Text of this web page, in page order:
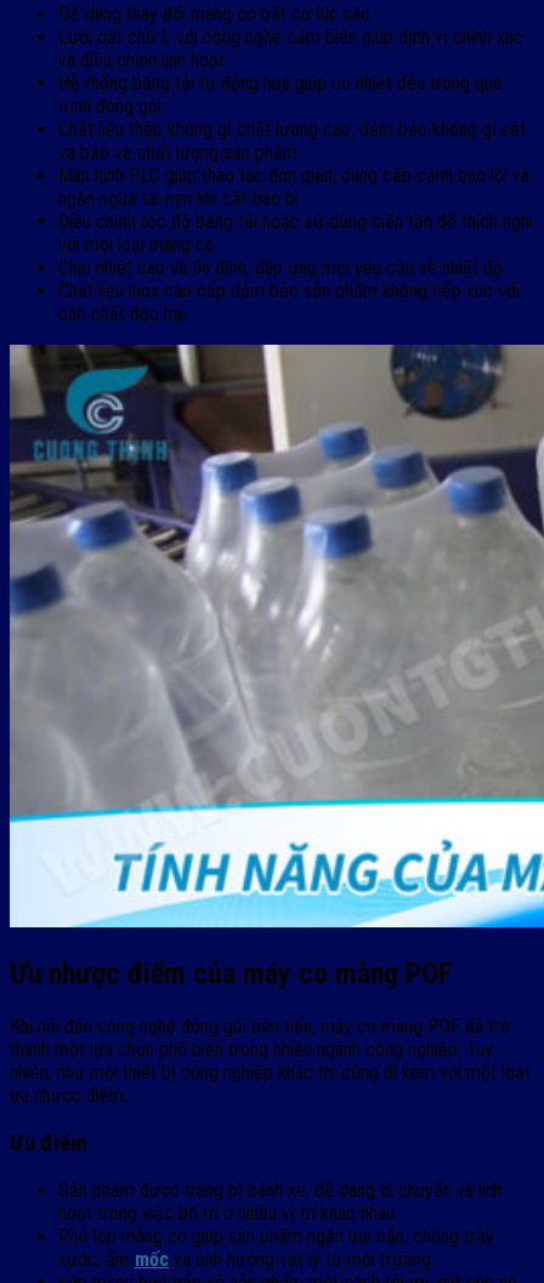
Dễ dàng thay đổi màng co bất cứ lúc nào.
Lưỡi cắt chữ L với công nghệ cảm biến giúp định vị chính xác
và điều chỉnh linh hoạt.
Hệ thống băng tải tự động hóa giúp co nhiệt đều trong quá
trình đóng gói.
Chất liệu thép không gỉ chất lượng cao, đảm bảo không gỉ sét
và bảo vệ chất lượng sản phẩm.
Màn hình PLC giúp thao tác đơn giản, cung cấp cảnh báo lỗi và
ngăn ngừa tai nạn khi cắt bao bì.
Điều chỉnh tốc độ băng tải hoặc sử dụng biến tần để thích nghi
với mọi loại màng co.
Chịu nhiệt cao và ổn định, đáp ứng mọi yêu cầu về nhiệt độ.
Chất liệu inox cao cấp đảm bảo sản phẩm không tiếp xúc với
các chất độc hại.
Ưu nhược điểm của máy co màng POF
Khi nói đến công nghệ đóng gói tiên tiến, máy co màng POF đã trở
thành một lựa chọn phổ biến trong nhiều ngành công nghiệp. Tuy
nhiên, như mọi thiết bị công nghiệp khác thì cũng đi kèm với một loạt
ưu nhược điểm.
Ưu điểm
Sản phẩm được trang bị bánh xe, dễ dàng di chuyển và linh
hoạt trong việc bố trí ở nhiều vị trí khác nhau.
Phủ lớp màng co giúp sản phẩm ngăn bụi bẩn, chống trầy
xước, ẩm mốc và ảnh hưởng vật lý từ môi trường.